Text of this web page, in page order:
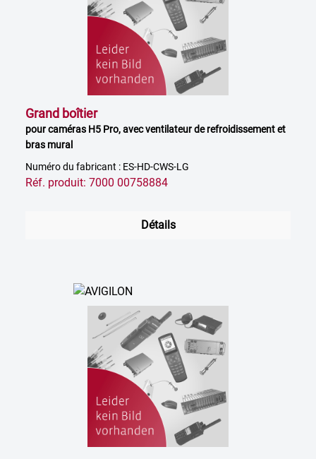
Grand boîtier
pour caméras H5 Pro, avec ventilateur de refroidissement et
bras mural
Numéro du fabricant : ES-HD-CWS-LG
Réf. produit: 7000 00758884
Détails